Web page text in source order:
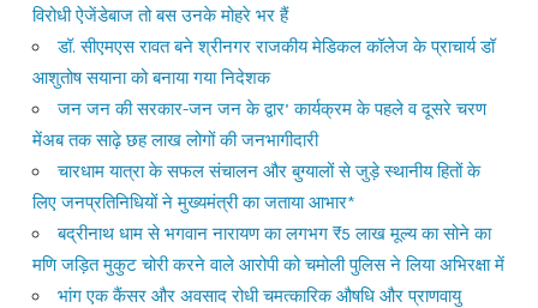
विरोधी ऐजेंडेबाज तो बस उनके मोहरे भर हैं
डॉ. सीएमएस रावत बने श्रीनगर राजकीय मेडिकल कॉलेज के प्राचार्य डॉ
आशुतोष सयाना को बनाया गया निदेशक
जन जन की सरकार-जन जन के द्वार’ कार्यक्रम के पहले व दूसरे चरण
मेंअब तक साढ़े छह लाख लोगों की जनभागीदारी
चारधाम यात्रा के सफल संचालन और बुग्यालों से जुड़े स्थानीय हितों के
लिए जनप्रतिनिधियों ने मुख्यमंत्री का जताया आभार*
बद्रीनाथ धाम से भगवान नारायण का लगभग ₹5 लाख मूल्य का सोने का
मणि जड़ित मुकुट चोरी करने वाले आरोपी को चमोली पुलिस ने लिया अभिरक्षा में
भांग एक कैंसर और अवसाद रोधी चमत्कारिक औषधि और प्राणवायु